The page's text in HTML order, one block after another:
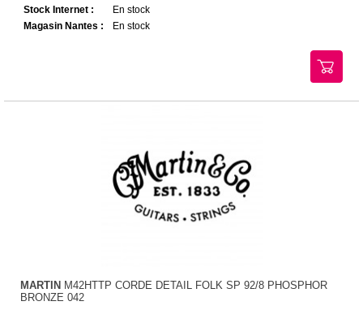
Stock Internet :
En stock
Magasin Nantes :
En stock
MARTIN M42HTTP CORDE DETAIL FOLK SP 92/8 PHOSPHOR
BRONZE 042